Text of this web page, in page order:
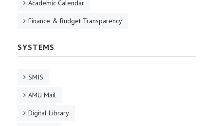
Academic Calendar
Finance & Budget Transparency
SYSTEMS
SMIS
AMU Mail
Digital Library